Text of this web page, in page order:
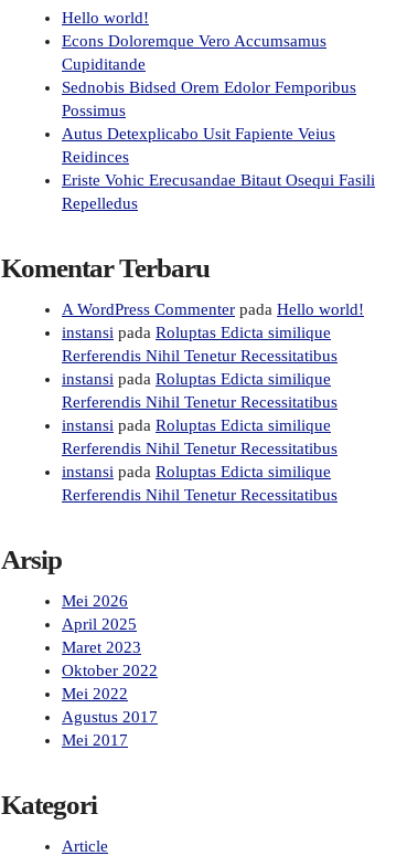
Hello world!
Econs Doloremque Vero Accumsamus
Cupiditande
Sednobis Bidsed Orem Edolor Femporibus
Possimus
Autus Detexplicabo Usit Fapiente Veius
Reidinces
Eriste Vohic Erecusandae Bitaut Osequi Fasili
Repelledus
Komentar Terbaru
A WordPress Commenter pada Hello world!
instansi pada Roluptas Edicta similique
Rerferendis Nihil Tenetur Recessitatibus
instansi pada Roluptas Edicta similique
Rerferendis Nihil Tenetur Recessitatibus
instansi pada Roluptas Edicta similique
Rerferendis Nihil Tenetur Recessitatibus
instansi pada Roluptas Edicta similique
Rerferendis Nihil Tenetur Recessitatibus
Arsip
Mei 2026
April 2025
Maret 2023
Oktober 2022
Mei 2022
Agustus 2017
Mei 2017
Kategori
Article